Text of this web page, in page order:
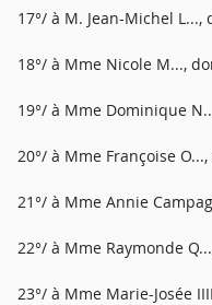
17°/ à M. Jean-Michel
18°/ à Mme Nicole M...,
19°/ à Mme Dominique
20°/ à Mme Françoise
21°/ à Mme Annie
22°/ à Mme Raymonde
23°/ à Mme Marie-Josée